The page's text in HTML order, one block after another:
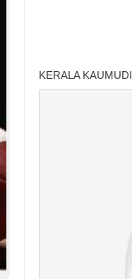
KERALA KAUMUDI